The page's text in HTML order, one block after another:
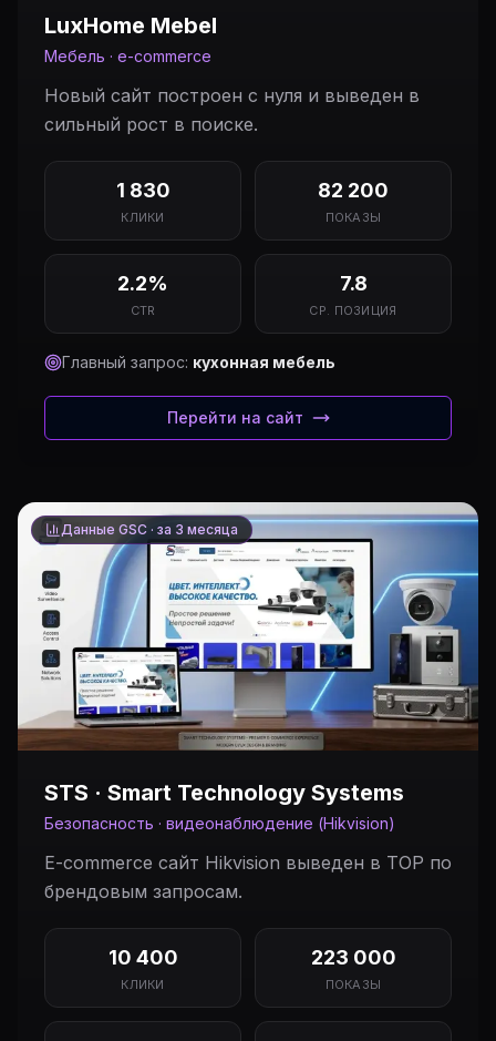
LuxHome Mebel
Мебель · e-commerce
Новый сайт построен с нуля и выведен в
сильный рост в поиске.
1 830
КЛИКИ
82 200
ПОКАЗЫ
2.2%
CTR
7.8
СР. ПОЗИЦИЯ
Главный запрос: кухонная мебель
Перейти на сайт
Данные GSC · за 3 месяца
STS · Smart Technology Systems
Безопасность · видеонаблюдение (Hikvision)
E-commerce сайт Hikvision выведен в TOP по
брендовым запросам.
10 400
КЛИКИ
223 000
ПОКАЗЫ